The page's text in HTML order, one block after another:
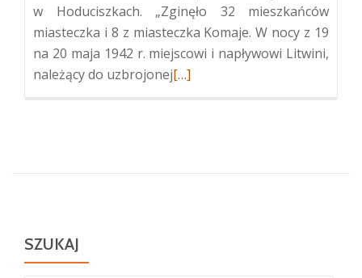
w Hoduciszkach. „Zginęło 32 mieszkańców
miasteczka i 8 z miasteczka Komaje. W nocy z 19
na 20 maja 1942 r. miejscowi i napływowi Litwini,
należący do uzbrojonejWięcej
Hoduciszkach
[…]
SZUKAJ